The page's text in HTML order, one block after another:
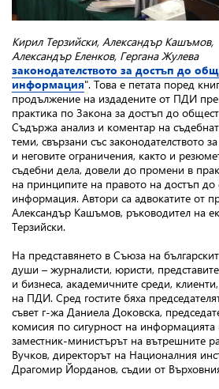
Кирил Терзийски, Александър Кашъмов,
Александър Еленков, Гергана Жулева
законодателството за достъп до
информация". Това е петата поред
продължение на издадените от ПДИ
практика по Закона за достъп до
Съдържа анализ и коментар на
теми, свързани със законодателството
и неговите ограничения, както и
съдебни дела, довели до промени в
на принципите на правото на достъп
информация. Автори са адвокатите от
Александър Кашъмов, ръководител на
Терзийски.
На представянето в Съюза на
души – журналисти, юристи,
и бизнеса, академичните среди,
на ПДИ. Сред гостите бяха
съвет г-жа Даниела Доковска,
комисия по сигурност на
заместник-министърът на вътрешните
Вучков, директорът на Националния
Драгомир Йорданов, съдии от